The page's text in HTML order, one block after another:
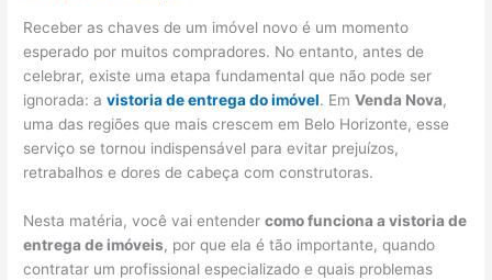
Receber as chaves de um imóvel novo é um momento
esperado por muitos compradores. No entanto, antes de
celebrar, existe uma etapa fundamental que não pode ser
ignorada: avistoria de entrega do imóvel. EmVenda Nova,
uma das regiões que mais crescem em Belo Horizonte, esse
serviço se tornou indispensável para evitar prejuízos,
retrabalhos e dores de cabeça com construtoras.
Nesta matéria, você vai entendercomo funciona a vistoria de
entrega de imóveis, por que ela é tão importante, quando
contratar um profissional especializado e quais problemas